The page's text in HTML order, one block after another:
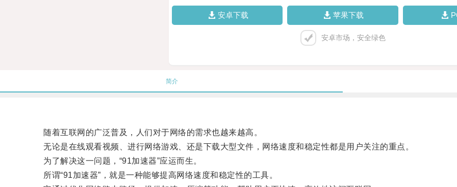
安卓下载 苹果下载
安卓市场，安全绿色
简介
随着互联网的广泛普及，人们对于网络的需求也越来越高。
无论是在线观看视频、进行网络游戏、还是下载大型文件，网络速度和稳定性都是用户关注的重点。
为了解决这一问题，“91加速器”应运而生。
所谓“91加速器”，就是一种能够提高网络速度和稳定性的工具。